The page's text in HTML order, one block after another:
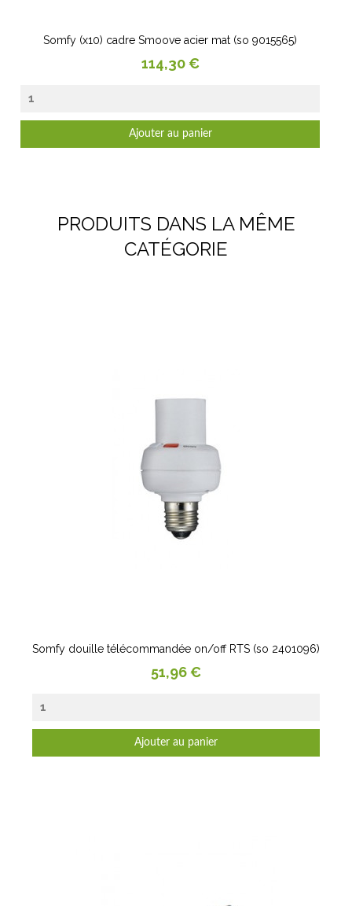
Somfy (x10) cadre Smoove acier mat (so 9015565)
Prix
114,30 €
Ajouter au panier
PRODUITS DANS LA MÊME
CATÉGORIE
Somfy douille télécommandée on/off RTS (so 2401096)
Prix
51,96 €
Ajouter au panier